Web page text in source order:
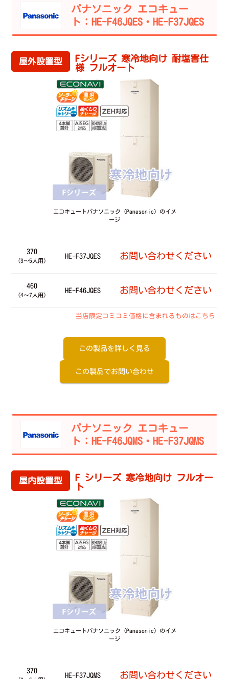
パナソニック エコキュー
ト：HE-F46JQES・HE-F37JQES
屋外設置型
Fシリーズ 寒冷地向け 耐塩害仕
様 フルオート
エコキュートパナソニック（Panasonic）のイメ
ージ
370
（3～5人用）
HE-F37JQES お問い合わせください
460
（4～7人用）
HE-F46JQES お問い合わせください
当店限定コミコミ価格に含まれるものはこちら
この製品を詳しく見る
この製品でお問い合わせ
パナソニック エコキュー
ト：HE-F46JQMS・HE-F37JQMS
屋内設置型
F シリーズ 寒冷地向け フルオー
ト
エコキュートパナソニック（Panasonic）のイメ
ージ
370
HE-F37JQMS お問い合わせください